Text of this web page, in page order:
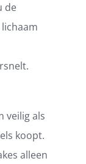
de
veilig als
koopt.
alleen